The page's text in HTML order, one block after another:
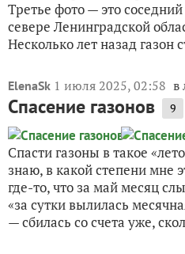
Третье фото — это
севере Ленинградской
Несколько лет назад газон
ElenaSk 1 июля 2025, 02:58 в
Спасение газонов 9
Спасти газоны в такое
знаю, в какой степени мне
где-то, что за май месяц
«за сутки вылилась
— сбилась со счета уже,